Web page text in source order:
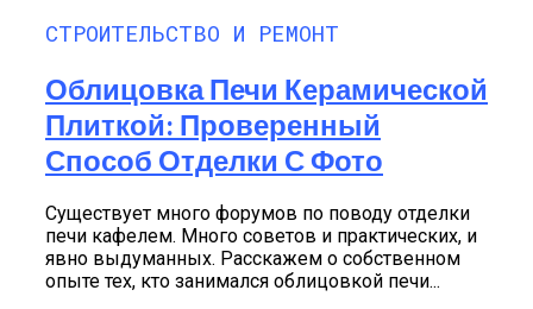
СТРОИТЕЛЬСТВО И РЕМОНТ
Облицовка Печи Керамической
Плиткой: Проверенный
Способ Отделки С Фото
Существует много форумов по поводу отделки
печи кафелем. Много советов и практических, и
явно выдуманных. Расскажем о собственном
опыте тех, кто занимался облицовкой печи...